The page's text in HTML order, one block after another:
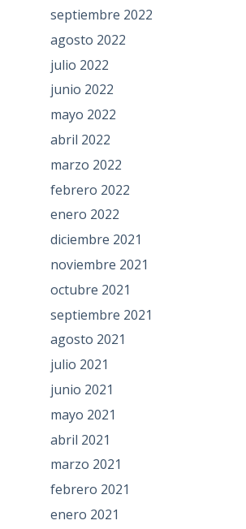
septiembre 2022
agosto 2022
julio 2022
junio 2022
mayo 2022
abril 2022
marzo 2022
febrero 2022
enero 2022
diciembre 2021
noviembre 2021
octubre 2021
septiembre 2021
agosto 2021
julio 2021
junio 2021
mayo 2021
abril 2021
marzo 2021
febrero 2021
enero 2021